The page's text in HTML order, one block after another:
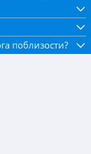
поблизости?